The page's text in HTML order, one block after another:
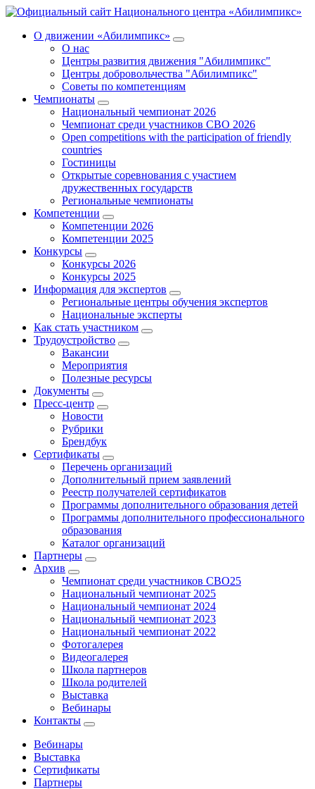
О движении «Абилимпикс»
О нас
Центры развития движения "Абилимпикс"
Центры добровольчества "Абилимпикс"
Советы по компетенциям
Чемпионаты
Национальный чемпионат 2026
Чемпионат среди участников СВО 2026
Open competitions with the participation of friendly
countries
Гостиницы
Открытые соревнования с участием
дружественных государств
Региональные чемпионаты
Компетенции
Компетенции 2026
Компетенции 2025
Конкурсы
Конкурсы 2026
Конкурсы 2025
Информация для экспертов
Региональные центры обучения экспертов
Национальные эксперты
Как стать участником
Трудоустройство
Вакансии
Мероприятия
Полезные ресурсы
Документы
Пресс-центр
Новости
Рубрики
Брендбук
Сертификаты
Перечень организаций
Дополнительный прием заявлений
Реестр получателей сертификатов
Программы дополнительного образования детей
Программы дополнительного профессионального
образования
Каталог организаций
Партнеры
Архив
Чемпионат среди участников СВО25
Национальный чемпионат 2025
Национальный чемпионат 2024
Национальный чемпионат 2023
Национальный чемпионат 2022
Фотогалерея
Видеогалерея
Школа партнеров
Школа родителей
Выставка
Вебинары
Контакты
Вебинары
Выставка
Сертификаты
Партнеры